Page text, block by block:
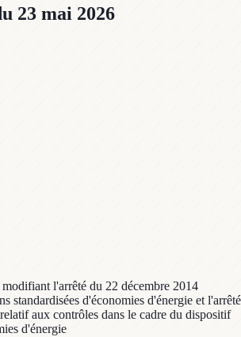
23 mai 2026
l'arrêté du 22 décembre 2014
standardisées d'économies d'énergie et l'arrêté
aux contrôles dans le cadre du dispositif
d'énergie